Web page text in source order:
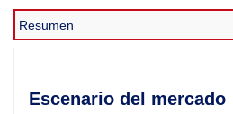
Escenario del mercado